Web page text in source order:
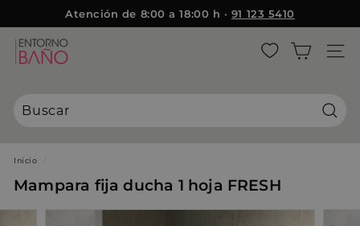
contenido
diapositivas
Atención de 8:00 a 18:00 h · 91 123 5410
E
n
o
o
B
Inicio
Mampara fija ducha 1 hoja FRESH
{{currency}}{{discount}} discount granted